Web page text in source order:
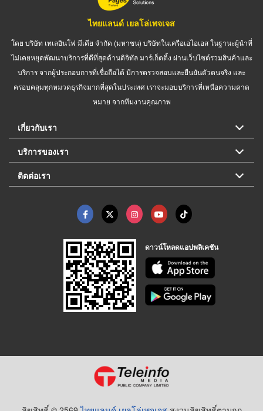
ไทยแลนด์ เยลโล่เพจเจส
โดย บริษัท เทเลอินโฟ มีเดีย จำกัด (มหาชน) บริษัทในเครือเอไอเอส ในฐานะผู้นำที่
ไม่เคยหยุดพัฒนาบริการที่ดีที่สุดด้านดิจิทัล มาร์เก็ตติ้ง ผ่านเว็บไซต์รวมสินค้าและ
บริการ จากผู้ประกอบการที่เชื่อถือได้ มีการตรวจสอบและยืนยันตัวตนจริง และ
ครอบคลุมทุกหมวดธุรกิจมากที่สุดในประเทศ เราจะมอบบริการที่เหนือความคาด
หมาย จากทีมงานคุณภาพ
เกี่ยวกับเรา
บริการของเรา
ติดต่อเรา
ดาวน์โหลดแอปพลิเคชัน